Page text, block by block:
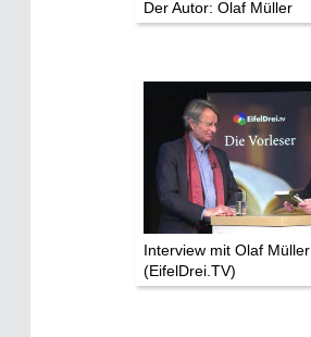
Der Autor: Olaf Müller
Interview mit Olaf Müller
(EifelDrei.TV)